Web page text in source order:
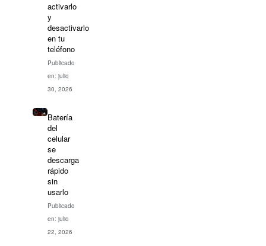
activarlo
y
desactivarlo
en tu
teléfono
Publicado
en: julio
30, 2026
Batería
del
celular
se
descarga
rápido
sin
usarlo
Publicado
en: julio
22, 2026